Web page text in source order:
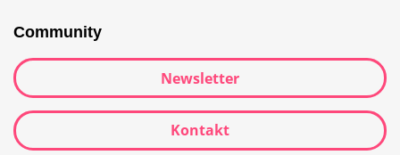
Community
Newsletter
Kontakt